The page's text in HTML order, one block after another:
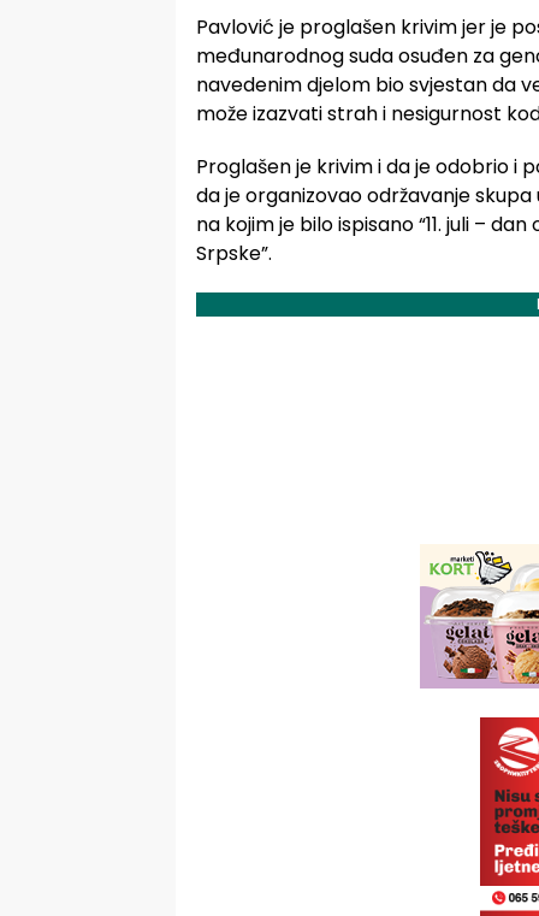
Pavlović je proglašen krivim jer je
međunarodnog suda osuđen za
navedenim djelom bio svjestan da
može izazvati strah i nesigurnost
Proglašen je krivim i da je odobrio i
da je organizovao održavanje skupa
na kojim je bilo ispisano “11. juli –
Srpske”.